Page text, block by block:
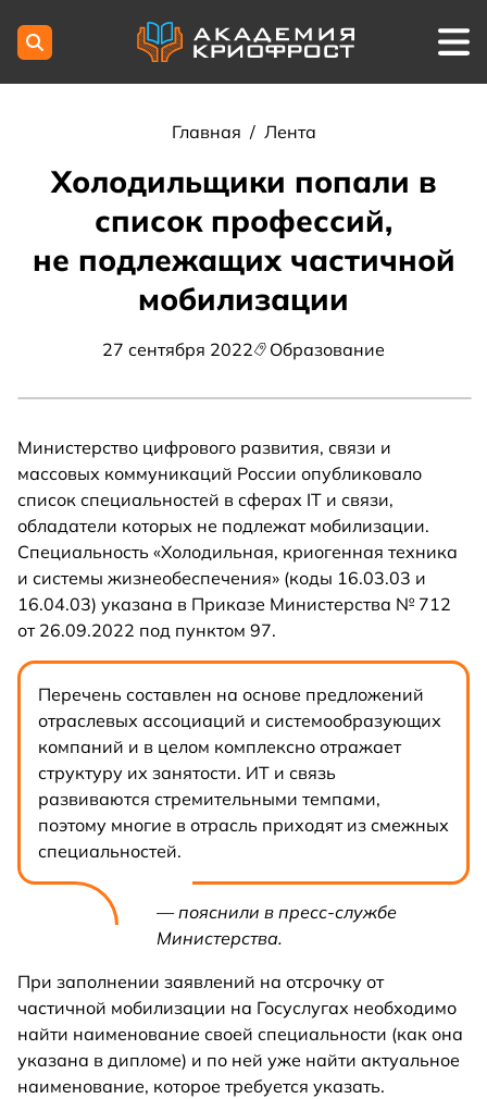
Главная / Лента
Холодильщики попали в
список профессий,
не подлежащих частичной
мобилизации
27 сентября 2022 Образование
Министерство цифрового развития, связи и
массовых коммуникаций России опубликовало
список специальностей в сферах IT и связи,
обладатели которых не подлежат мобилизации.
Специальность «Холодильная, криогенная техника
и системы жизнеобеспечения» (коды 16.03.03 и
16.04.03) указана в Приказе Министерства № 712
от 26.09.2022 под пунктом 97.
Перечень составлен на основе предложений
отраслевых ассоциаций и системообразующих
компаний и в целом комплексно отражает
структуру их занятости. ИТ и связь
развиваются стремительными темпами,
поэтому многие в отрасль приходят из смежных
специальностей.
— пояснили в пресс-службе
Министерства.
При заполнении заявлений на отсрочку от
частичной мобилизации на Госуслугах необходимо
найти наименование своей специальности (как она
указана в дипломе) и по ней уже найти актуальное
наименование, которое требуется указать.